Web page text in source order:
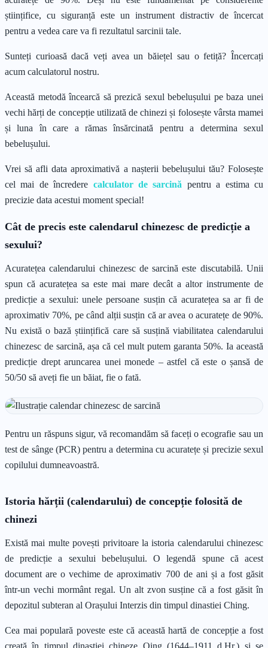
științifice, cu siguranță este un instrument distractiv de încercat
pentru a vedea care va fi rezultatul sarcinii tale.
Sunteți curioasă dacă veți avea un băiețel sau o fetiță? Încercați
acum calculatorul nostru.
Această metodă încearcă să prezică sexul bebelușului pe baza unei
vechi hărți de concepție utilizată de chinezi și folosește vârsta mamei
și luna în care a rămas însărcinată pentru a determina sexul
bebelușului.
Vrei să afli data aproximativă a nașterii bebelușului tău? Folosește
cel mai de încredere calculator de sarcină pentru a estima cu
precizie data acestui moment special!
Cât de precis este calendarul chinezesc de predicție a
sexului?
Acuratețea calendarului chinezesc de sarcină este discutabilă. Unii
spun că acuratețea sa este mai mare decât a altor instrumente de
predicție a sexului: unele persoane susțin că acuratețea sa ar fi de
aproximativ 70%, pe când alții susțin că ar avea o acuratețe de 90%.
Nu există o bază științifică care să susțină viabilitatea calendarului
chinezesc de sarcină, așa că cel mult putem garanta 50%. Ia această
predicție drept aruncarea unei monede – astfel că este o șansă de
50/50 să aveți fie un băiat, fie o fată.
Pentru un răspuns sigur, vă recomandăm să faceți o ecografie sau un
test de sânge (PCR) pentru a determina cu acuratețe și precizie sexul
copilului dumneavoastră.
Istoria hărții (calendarului) de concepție folosită de
chinezi
Există mai multe povești privitoare la istoria calendarului chinezesc
de predicție a sexului bebelușului. O legendă spune că acest
document are o vechime de aproximativ 700 de ani și a fost găsit
într-un vechi mormânt regal. Un alt zvon susține că a fost găsit în
depozitul subteran al Orașului Interzis din timpul dinastiei Ching.
Cea mai populară poveste este că această hartă de concepție a fost
creată în timpul dinastiei chineze Qing (1644–1911 d.Hr.) și se